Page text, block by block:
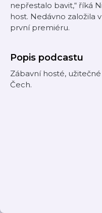
nepřestalo bavit,“ říká
host. Nedávno založila
první premiéru.
Popis podcastu
Zábavní hosté,
Čech.